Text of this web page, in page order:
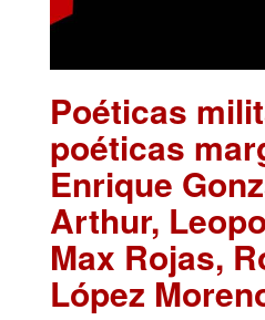
Poéticas
poéticas
Enrique
Arthur,
Max Rojas,
López